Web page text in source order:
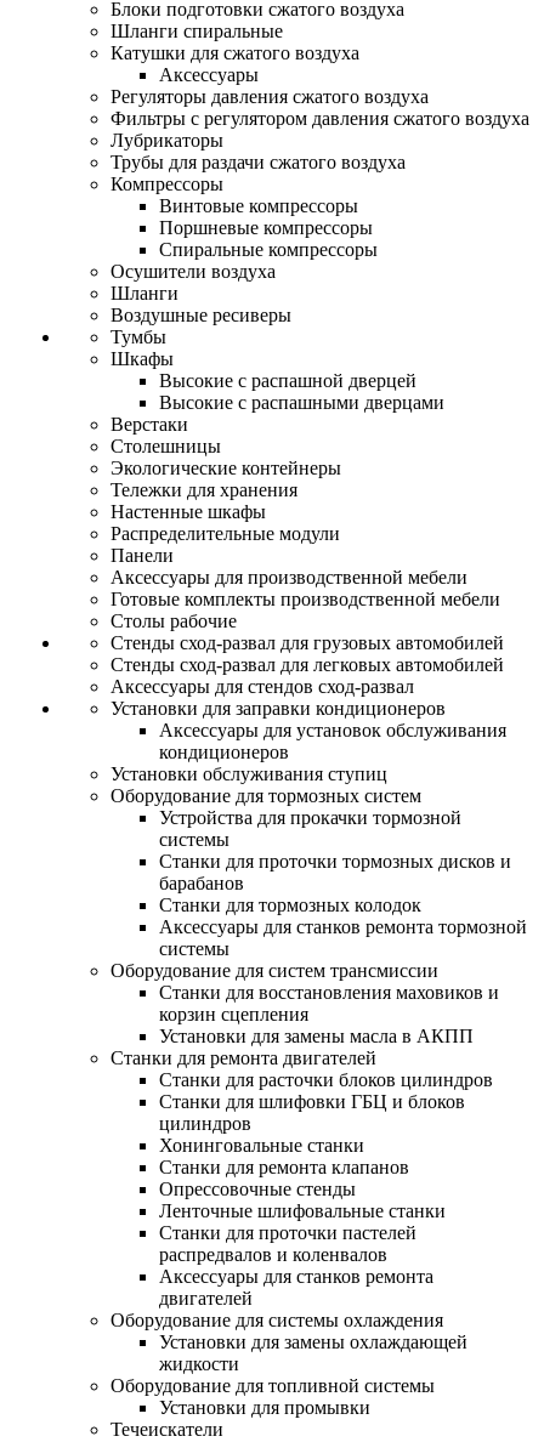
Блоки подготовки сжатого воздуха
Шланги спиральные
Катушки для сжатого воздуха
Аксессуары
Регуляторы давления сжатого воздуха
Фильтры с регулятором давления сжатого воздуха
Лубрикаторы
Трубы для раздачи сжатого воздуха
Компрессоры
Винтовые компрессоры
Поршневые компрессоры
Спиральные компрессоры
Осушители воздуха
Шланги
Воздушные ресиверы
Тумбы
Шкафы
Высокие с распашной дверцей
Высокие с распашными дверцами
Верстаки
Столешницы
Экологические контейнеры
Тележки для хранения
Настенные шкафы
Распределительные модули
Панели
Аксессуары для производственной мебели
Готовые комплекты производственной мебели
Столы рабочие
Стенды сход-развал для грузовых автомобилей
Стенды сход-развал для легковых автомобилей
Аксессуары для стендов сход-развал
Установки для заправки кондиционеров
Аксессуары для установок обслуживания
кондиционеров
Установки обслуживания ступиц
Оборудование для тормозных систем
Устройства для прокачки тормозной
системы
Станки для проточки тормозных дисков и
барабанов
Станки для тормозных колодок
Аксессуары для станков ремонта тормозной
системы
Оборудование для систем трансмиссии
Станки для восстановления маховиков и
корзин сцепления
Установки для замены масла в АКПП
Станки для ремонта двигателей
Станки для расточки блоков цилиндров
Станки для шлифовки ГБЦ и блоков
цилиндров
Хонинговальные станки
Станки для ремонта клапанов
Опрессовочные стенды
Ленточные шлифовальные станки
Станки для проточки пастелей
распредвалов и коленвалов
Аксессуары для станков ремонта
двигателей
Оборудование для системы охлаждения
Установки для замены охлаждающей
жидкости
Оборудование для топливной системы
Установки для промывки
Течеискатели